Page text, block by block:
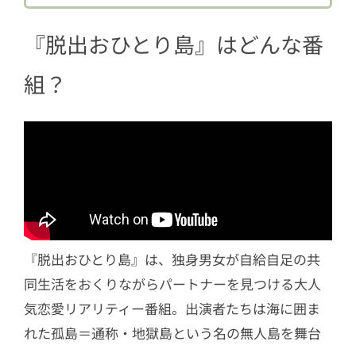
4.2キム・ミンソル
5
男性メンバー一覧
5.1 チャン・テオ
5.2 ユク・ジョンソ
5.3キム・テファン
5.4クク・ドンホ
『脱出おひとり島』はどんな番
組？
『脱出おひとり島』は、独身男女が自給自足の共
同生活をおくりながらパートナーを見つける大人
気恋愛リアリティー番組。出演者たちは海に囲ま
れた孤島＝通称・地獄島という名の無人島を舞台